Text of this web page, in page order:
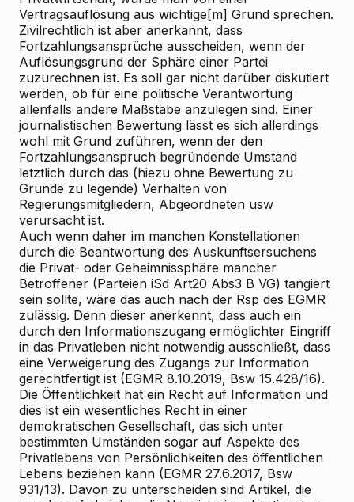
Vertragsauflösung aus wichtige[m] Grund sprechen.
Zivilrechtlich ist aber anerkannt, dass
Fortzahlungsansprüche ausscheiden, wenn der
Auflösungsgrund der Sphäre einer Partei
zuzurechnen ist. Es soll gar nicht darüber diskutiert
werden, ob für eine politische Verantwortung
allenfalls andere Maßstäbe anzulegen sind. Einer
journalistischen Bewertung lässt es sich allerdings
wohl mit Grund zuführen, wenn der den
Fortzahlungsanspruch begründende Umstand
letztlich durch das (hiezu ohne Bewertung zu
Grunde zu legende) Verhalten von
Regierungsmitgliedern, Abgeordneten usw
verursacht ist.
Auch wenn daher im manchen Konstellationen
durch die Beantwortung des Auskunftsersuchens
die Privat- oder Geheimnissphäre mancher
Betroffener (Parteien iSd Art20 Abs3 B VG) tangiert
sein sollte, wäre das auch nach der Rsp des EGMR
zulässig. Denn dieser anerkennt, dass auch ein
durch den Informationszugang ermöglichter Eingriff
in das Privatleben nicht notwendig ausschließt, dass
eine Verweigerung des Zugangs zur Information
gerechtfertigt ist (EGMR 8.10.2019, Bsw 15.428/16).
Die Öffentlichkeit hat ein Recht auf Information und
dies ist ein wesentliches Recht in einer
demokratischen Gesellschaft, das sich unter
bestimmten Umständen sogar auf Aspekte des
Privatlebens von Persönlichkeiten des öffentlichen
Lebens beziehen kann (EGMR 27.6.2017, Bsw
931/13). Davon zu unterscheiden sind Artikel, die